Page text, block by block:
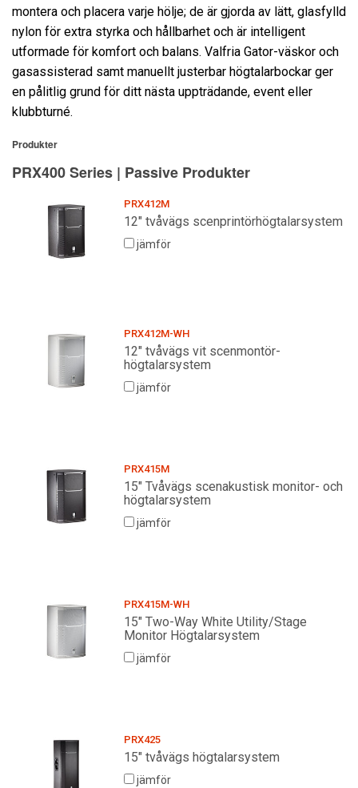
montera och placera varje hölje; de är gjorda av lätt, glasfylld
nylon för extra styrka och hållbarhet och är intelligent
utformade för komfort och balans. Valfria Gator-väskor och
gasassisterad samt manuellt justerbar högtalarbockar ger
en pålitlig grund för ditt nästa uppträdande, event eller
klubbturné.
Produkter
PRX400 Series | Passive Produkter
PRX412M
12" tvåvägs scenprintörhögtalarsystem
jämför
PRX412M-WH
12" tvåvägs vit scenmontör-
högtalarsystem
jämför
PRX415M
15" Tvåvägs scenakustisk monitor- och
högtalarsystem
jämför
PRX415M-WH
15" Two-Way White Utility/Stage
Monitor Högtalarsystem
jämför
PRX425
15" tvåvägs högtalarsystem
jämför